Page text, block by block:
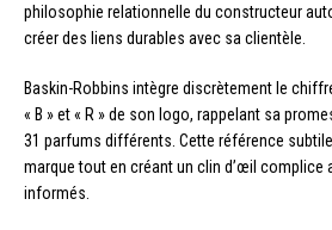
philosophie relationnelle du constructeur
créer des liens durables avec sa clientèle.
Baskin-Robbins intègre discrètement le
« B » et « R » de son logo, rappelant sa
31 parfums différents. Cette référence
marque tout en créant un clin d’œil complice
informés.